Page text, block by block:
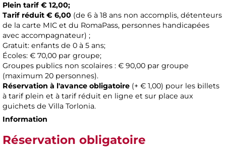
Plein tarif € 12,00;
Tarif réduit € 6,00 (de 6 à 18 ans non accomplis, détenteurs
de la carte MIC et du RomaPass, personnes handicapées
avec accompagnateur) ;
Gratuit: enfants de 0 à 5 ans;
Écoles: € 70,00 par groupe;
Groupes publics non scolaires : € 90,00 par groupe
(maximum 20 personnes).
Réservation à l'avance obligatoire (+ € 1,00) pour les billets
à tarif plein et à tarif réduit en ligne et sur place aux
guichets de Villa Torlonia.
Information
Réservation obligatoire